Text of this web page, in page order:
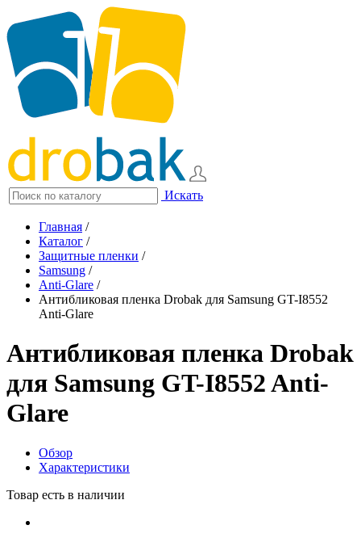
Искать
Главная /
Каталог /
Защитные пленки /
Samsung /
Anti-Glare /
Антибликовая пленка Drobak для Samsung GT-I8552
Anti-Glare
Антибликовая пленка Drobak
для Samsung GT-I8552 Anti-
Glare
Обзор
Характеристики
Товар есть в наличии